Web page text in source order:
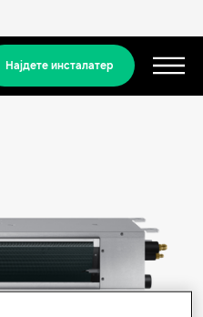
Најдете инсталатер
и како
ДОМ